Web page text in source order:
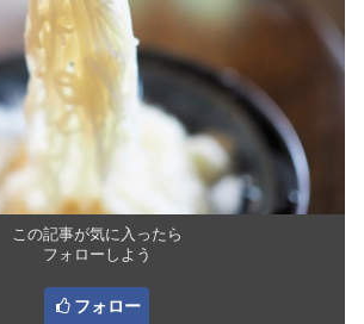
この記事が気に入ったら
フォローしよう
フォロー